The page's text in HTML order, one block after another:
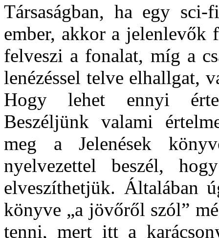
Társaságban, ha egy
ember, akkor a jelenlevők
felveszi a fonalat, míg a
lenézéssel telve elhallgat,
Hogy lehet ennyi
Beszéljünk valami
meg a Jelenések
nyelvezettel beszél,
elveszíthetjük. Általában
könyve „a jövőről szól”
tenni, mert itt a